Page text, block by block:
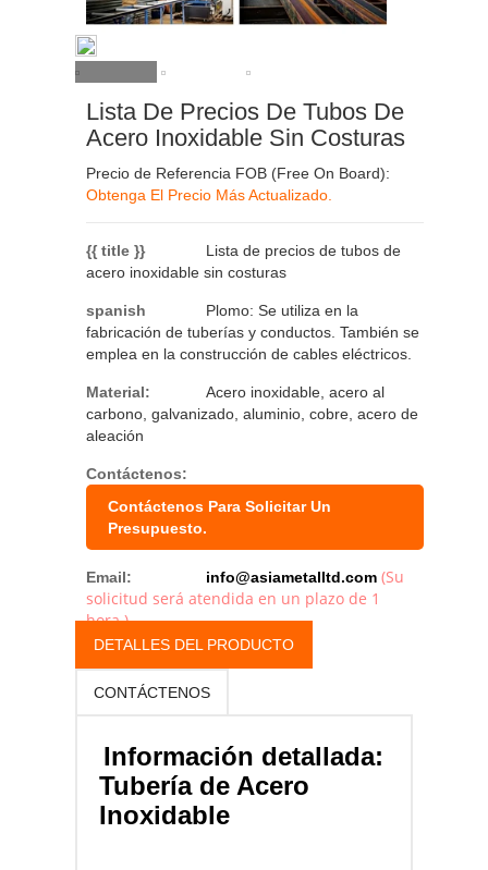
Lista De Precios De Tubos De
Acero Inoxidable Sin Costuras
Precio de Referencia FOB (Free On Board):
Obtenga El Precio Más Actualizado.
{{ title }}
Lista de precios de tubos de
acero inoxidable sin costuras
spanish
Plomo: Se utiliza en la
fabricación de tuberías y conductos. También se
emplea en la construcción de cables eléctricos.
Material:
Acero inoxidable, acero al
carbono, galvanizado, aluminio, cobre, acero de
aleación
Contáctenos:
Contáctenos Para Solicitar Un
Presupuesto.
Email: info@asiametalltd.com (Su
solicitud será atendida en un plazo de 1
hora.)
DETALLES DEL PRODUCTO
CONTÁCTENOS
Información detallada:
Tubería de Acero
Inoxidable